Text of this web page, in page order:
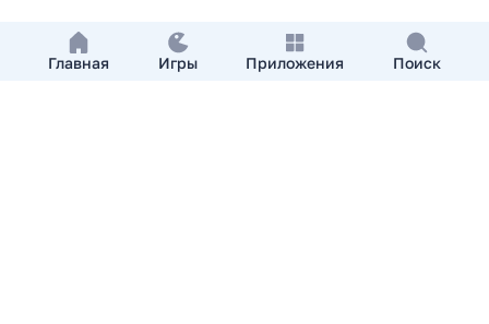
Главная Игры Приложения Поиск